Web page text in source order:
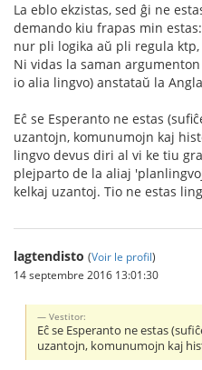
La eblo ekzistas, sed ĝi ne
demando kiu frapas min
nur pli logika aŭ pli regula
Ni vidas la saman
io alia lingvo) anstataŭ la
Eĉ se Esperanto ne estas
uzantojn, komunumojn kaj
lingvo devus diri al vi ke tiu
plejparto de la aliaj
kelkaj uzantoj. Tio ne estas
lagtendisto (Voir le profil)
14 septembre 2016 13:01:30
Vestitor:
Eĉ se Esperanto ne estas
uzantojn, komunumojn kaj